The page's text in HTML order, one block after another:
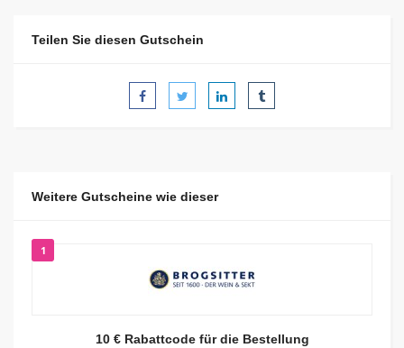
Teilen Sie diesen Gutschein
Weitere Gutscheine wie dieser
1
10 € Rabattcode für die Bestellung